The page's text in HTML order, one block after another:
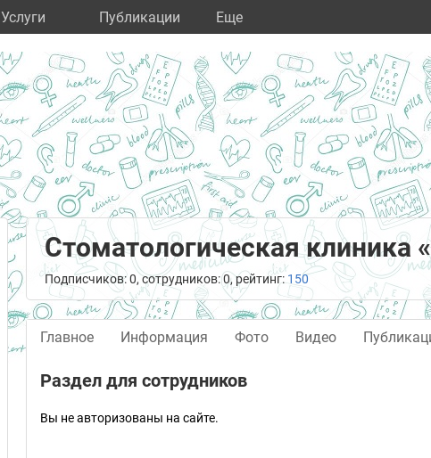
Услуги Публикации Eще
Стоматологическая клиника
Подписчиков: 0, сотрудников: 0, рейтинг: 150
Главное Информация Фото Видео
Раздел для сотрудников
Вы не авторизованы на сайте.